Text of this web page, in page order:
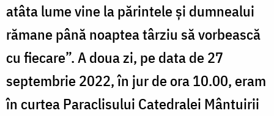
atâta lume vine la părinteleşi dumnealui
rămanepână noaptea târziu să vorbească
cu fiecare”.A doua zi, pe data de 27
septembrie 2022, în jur de ora 10.00, eram
în curtea Paraclisului Catedralei Mântuirii